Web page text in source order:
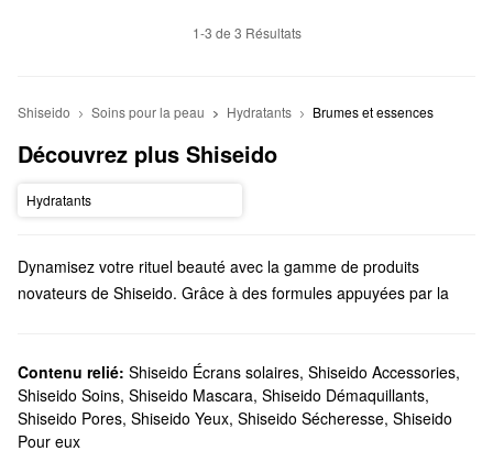
1-3 de 3 Résultats
Shiseido Soins pour la peau Hydratants Brumes et essences
Découvrez plus Shiseido
Hydratants
Dynamisez votre rituel beauté avec la gamme de produits
novateurs de Shiseido. Grâce à des formules appuyées par la
demaquillaged’outilsde soins pour la peauet plus encore.
Sephora offre-t-elle des produits Shiseido?
Nous offrons une foule de solutions beauté Shiseido chez
Sephora. Vous cherchez quelque chose pour dorloter votre teint?
Contenu relié: Shiseido Écrans solaires, Shiseido Accessories,
Shiseido Soins, Shiseido Mascara, Shiseido Démaquillants,
Shiseido Pores, Shiseido Yeux, Shiseido Sécheresse, Shiseido
Pour eux